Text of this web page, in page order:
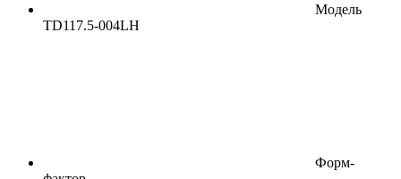
Модель
TD117.5-004LH
Форм-